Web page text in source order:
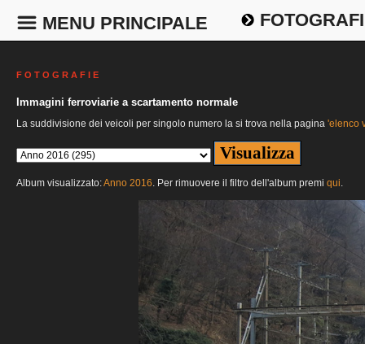
MENU PRINCIPALE
F O T O G R A F I E
Immagini ferroviarie a scartamento normale
La suddivisione dei veicoli per singolo numero la si trova nella pagina 'elenco
Album visualizzato:Anno 2016. Per rimuovere il filtro dell'album premi qui.